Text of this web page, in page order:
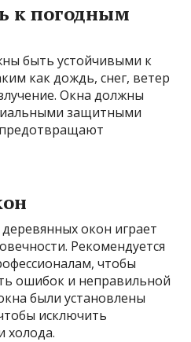
к погодным
быть устойчивыми к
как дождь, снег, ветер
Окна должны
защитными
окон играет
Рекомендуется
чтобы
ошибок и неправильной
были установлены
исключить
холода.